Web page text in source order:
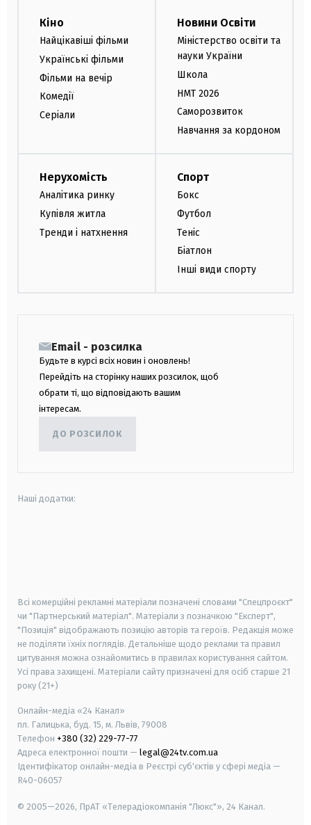
Кіно
Найцікавіші фільми
Українські фільми
Фільми на вечір
Комедії
Серіали
Новини Освіти
Міністерство освіти та
науки України
Школа
НМТ 2026
Саморозвиток
Навчання за кордоном
Нерухомість
Аналітика ринку
Купівля житла
Тренди і натхнення
Спорт
Бокс
Футбол
Теніс
Біатлон
Інші види спорту
Email - розсилка
Будьте в курсі всіх новин і оновлень!
Перейдіть на сторінку наших розсилок, щоб
обрати ті, що відповідають вашим
інтересам.
ДО РОЗСИЛОК
Наші додатки:
Всі комерційні рекламні матеріали позначені словами "Спецпроєкт"
чи "Партнерський матеріал". Матеріали з позначкою "Експерт",
"Позиція" відображають позицію авторів та героїв. Редакція може
не поділяти їхніх поглядів. Детальніше щодо реклами та правил
цитування можна ознайомитись в правилах користування сайтом.
Усі права захищені. Матеріали сайту призначені для осіб старше 21
року (21+)
Онлайн-медіа «24 Канал»
пл. Галицька, буд. 15, м. Львів, 79008
Телефон +380 (32) 229-77-77
Адреса електронної пошти — legal@24tv.com.ua
Ідентифікатор онлайн-медіа в Реєстрі суб'єктів у сфері медіа —
R40-06057
© 2005—2026, ПрАТ «Телерадіокомпанія "Люкс"», 24 Канал.